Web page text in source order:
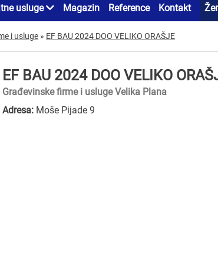
usluge Magazin Reference Kontakt
i usluge » EF BAU 2024 DOO VELIKO ORAŠJE
EF BAU 2024 DOO VELIKO
Građevinske firme i usluge Velika Plana
Adresa: Moše Pijade 9